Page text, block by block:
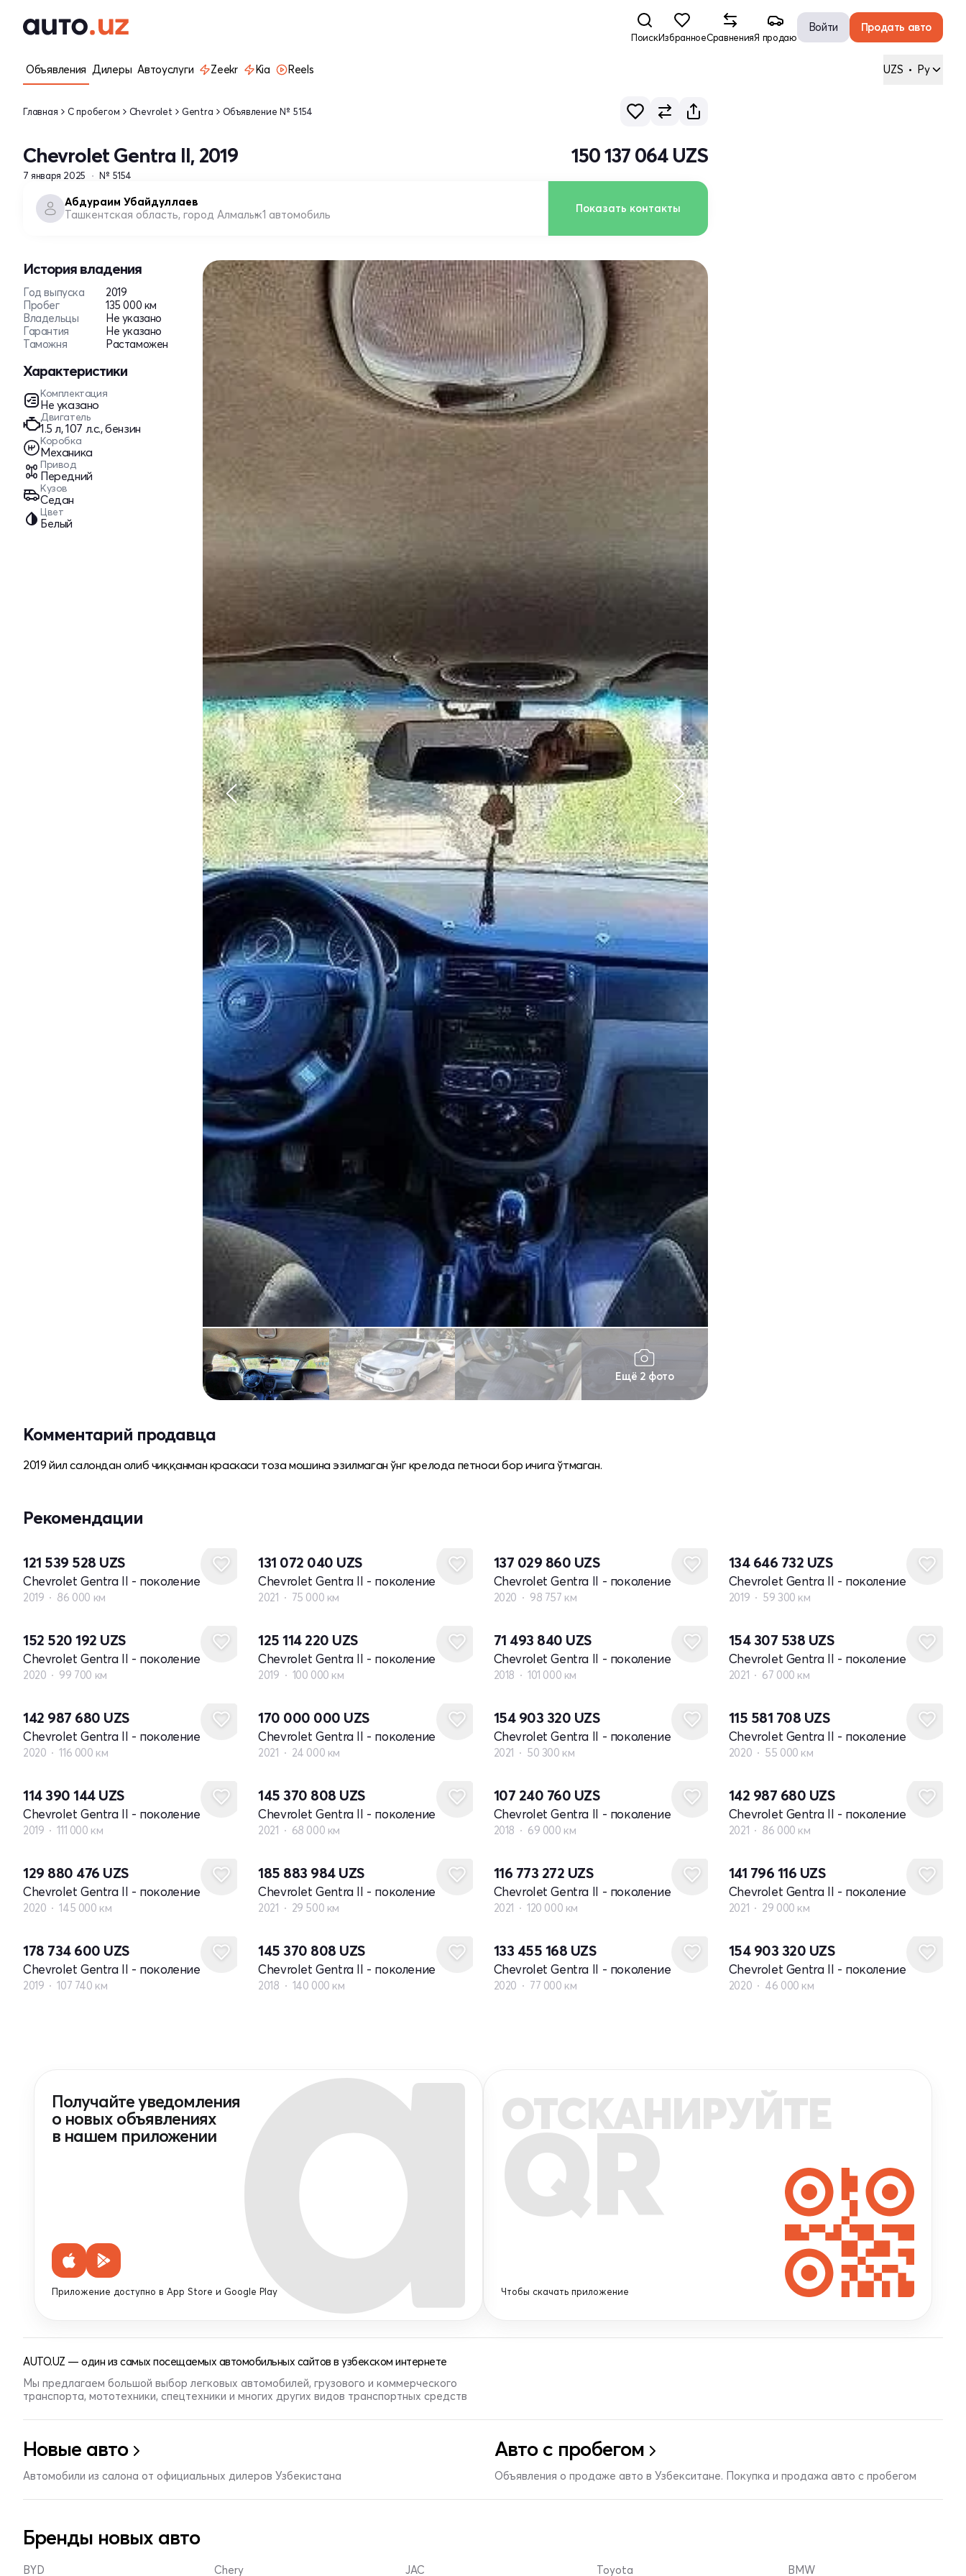
ПоискИзбранноеСравненияЯ продаю
Войти Продать авто
Объявления Дилеры Автоуслуги Zeekr Kia Reels UZS • Ру
Главная С пробегом Chevrolet Gentra Объявление № 5154
Chevrolet Gentra II, 2019
7 января 2025 № 5154
150 137 064 UZS
Абдураим Убайдуллаев
Ташкентская область, город Алмалык1 автомобиль Показать контакты
История владения
Год выпуска
2019
Пробег
135 000 км
Владельцы
Не указано
Гарантия
Не указано
Таможня
Растаможен
Характеристики
Комплектация
Не указано
Двигатель
1.5 л, 107 л.с., бензин
Коробка
Механика
Привод
Передний
Кузов
Седан
Цвет
Белый
Ещё 2 фото
Комментарий продавца
2019 йил салондан олиб чиққанман краскаси тоза мошина эзилмаган ўнг крелода петноси бор ичига ўтмаган.
Рекомендации
121 539 528 UZS
Chevrolet Gentra II - поколение
2019 86 000 км
131 072 040 UZS
Chevrolet Gentra II - поколение
2021 75 000 км
137 029 860 UZS
Chevrolet Gentra II - поколение
2020 98 757 км
134 646 732 UZS
Chevrolet Gentra II - поколение
2019 59 300 км
152 520 192 UZS
Chevrolet Gentra II - поколение
2020 99 700 км
125 114 220 UZS
Chevrolet Gentra II - поколение
2019 100 000 км
71 493 840 UZS
Chevrolet Gentra II - поколение
2018 101 000 км
154 307 538 UZS
Chevrolet Gentra II - поколение
2021 67 000 км
142 987 680 UZS
Chevrolet Gentra II - поколение
2020 116 000 км
170 000 000 UZS
Chevrolet Gentra II - поколение
2021 24 000 км
154 903 320 UZS
Chevrolet Gentra II - поколение
2021 50 300 км
115 581 708 UZS
Chevrolet Gentra II - поколение
2020 55 000 км
114 390 144 UZS
Chevrolet Gentra II - поколение
2019 111 000 км
145 370 808 UZS
Chevrolet Gentra II - поколение
2021 68 000 км
107 240 760 UZS
Chevrolet Gentra II - поколение
2018 69 000 км
142 987 680 UZS
Chevrolet Gentra II - поколение
2021 86 000 км
129 880 476 UZS
Chevrolet Gentra II - поколение
2020 145 000 км
185 883 984 UZS
Chevrolet Gentra II - поколение
2021 29 500 км
116 773 272 UZS
Chevrolet Gentra II - поколение
2021 120 000 км
141 796 116 UZS
Chevrolet Gentra II - поколение
2021 29 000 км
178 734 600 UZS
Chevrolet Gentra II - поколение
2019 107 740 км
145 370 808 UZS
Chevrolet Gentra II - поколение
2018 140 000 км
133 455 168 UZS
Chevrolet Gentra II - поколение
2020 77 000 км
154 903 320 UZS
Chevrolet Gentra II - поколение
2020 46 000 км
Получайте уведомления
о новых объявлениях
в нашем приложении
Приложение доступно в App Store и Google Play
ОТСКАНИРУЙТЕ
QR
Чтобы скачать приложение
AUTO.UZ — один из самых посещаемых автомобильных сайтов в узбекском интернете
Мы предлагаем большой выбор легковых автомобилей, грузового и коммерческого
транспорта, мототехники, спецтехники и многих других видов транспортных средств
Новые авто
Автомобили из салона от официальных дилеров Узбекистана
Авто с пробегом
Объявления о продаже авто в Узбекситане. Покупка и продажа авто с пробегом
Бренды новых авто
BYD Chery JAC Toyota BMW